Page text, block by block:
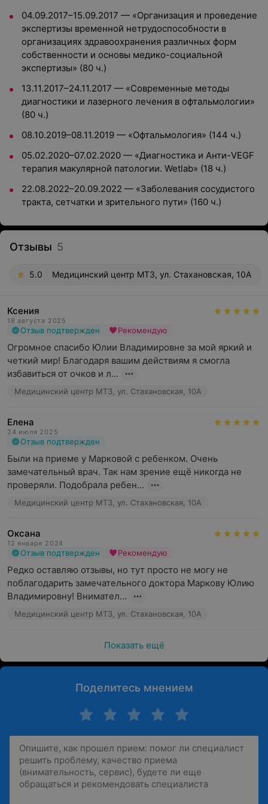
04.09.2017–15.09.2017 — «Организация и проведение
экспертизы временной нетрудоспособности в
организациях здравоохранения различных форм
собственности и основы медико-социальной
экспертизы» (80 ч.)
13.11.2017–24.11.2017 — «Современные методы
диагностики и лазерного лечения в офтальмологии»
(80 ч.)
08.10.2019–08.11.2019 — «Офтальмология» (144 ч.)
05.02.2020–07.02.2020 — «Диагностика и Анти-VEGF
терапия макулярной патологии. Wetlab» (18 ч.)
22.08.2022–20.09.2022 — «Заболевания сосудистого
тракта, сетчатки и зрительного пути» (160 ч.)
Отзывы 5
5.0 Медицинский центр МТЗ, ул. Стахановская, 10А
Ксения
18 августа 2025
Отзыв подтвержден Рекомендую
Огромное спасибо Юлии Владимировне за мой яркий и
четкий мир! Благодаря вашим действиям я смогла
избавиться от очков и л...
Медицинский центр МТЗ, ул. Стахановская, 10А
Елена
24 июля 2025
Отзыв подтвержден
Были на приеме у Марковой с ребенком. Очень
замечательный врач. Так нам зрение ещё никогда не
проверяли. Подобрала ребен...
Медицинский центр МТЗ, ул. Стахановская, 10А
Оксана
12 января 2024
Отзыв подтвержден Рекомендую
Редко оставляю отзывы, но тут просто не могу не
поблагодарить замечательного доктора Маркову Юлию
Владимировну! Внимател...
Медицинский центр МТЗ, ул. Стахановская, 10А
Показать ещё
Поделитесь мнением